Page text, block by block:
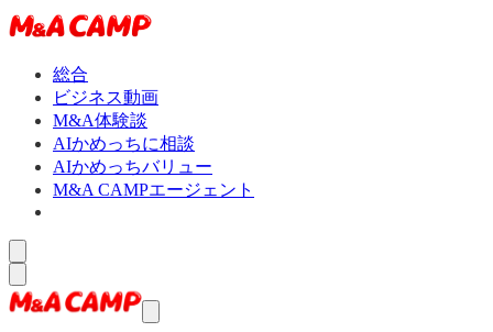
総合
ビジネス動画
M&A体験談
AIかめっちに相談
AIかめっちバリュー
M&A CAMPエージェント